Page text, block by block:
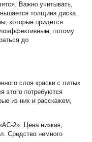
Важно учитывать,
толщина диска.
которые придется
потому
до
слоя краски с литых
этого потребуются
из них и расскажем,
2». Цена низкая,
Средство немного